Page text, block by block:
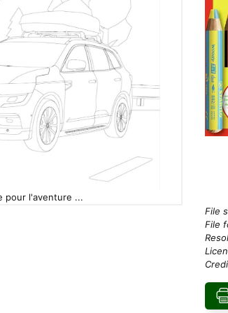
pour l'aventure ...
File
File